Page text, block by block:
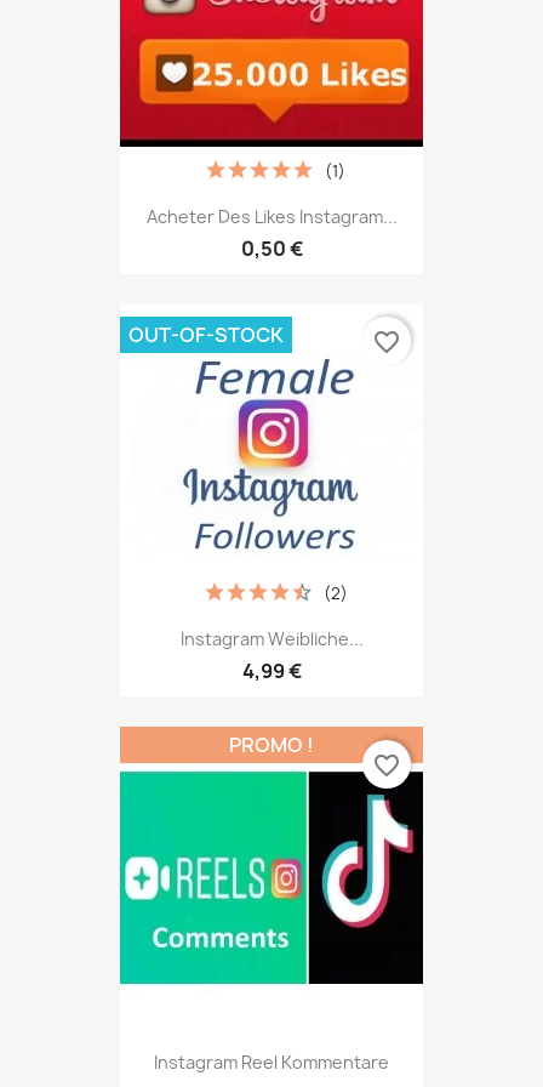
Acheter Des Likes Instagram...
0,50 €
(1)
Instagram Weibliche...
4,99 €
(2)
OUT-OF-STOCK favorite_border
Instagram Reel Kommentare
PROMO !
favorite_border